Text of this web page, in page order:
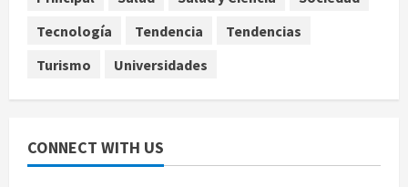
Tecnología
Tendencia
Tendencias
Turismo
Universidades
CONNECT WITH US